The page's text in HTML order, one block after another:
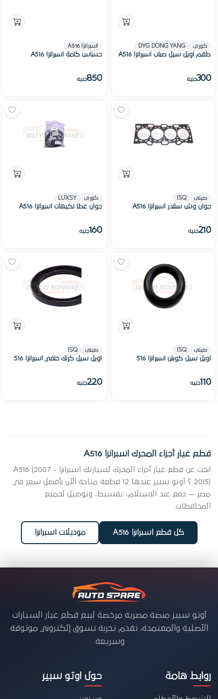
كورى DYG DONG YANG
طقم اويل سيل صباب اسبرانزا A516
300جنيه
اسبرانزا A516
حساس كامة اسبرانزا A516
850جنيه
صينى ISQ
جوان وش سلندر اسبرانزا A516
210جنيه
كورى LUXSY
جوان غطا تكيهات اسبرانزا A516
160جنيه
صينى ISQ
اويل سيل كوبلن اسبرانزا 516
110جنيه
صينى ISQ
اويل سيل كرنك خلفي اسبرانزا 516
220جنيه
قطع غيار أجزاء المحرك اسبرانزا A516
ابحث عن قطع غيار أجزاء المحرك لسيارتك اسبرانزا A516 (2007 -
2015) ؟ أوتو سبير عندها 12 قطعة متاحة الآن بأفضل سعر في
مصر — دفع عند الاستلام، تقسيط، وتوصيل لجميع
المحافظات.
كل قطع اسبرانزا A516 موديلات اسبرانزا
أوتو سبير منصة مصرية مرخصة لبيع قطع غيار السيارات
الأصلية والمعتمدة، تقدم تجربة تسوق إلكتروني موثوقة
وسريعة.
روابط هامة حول اوتو سبير